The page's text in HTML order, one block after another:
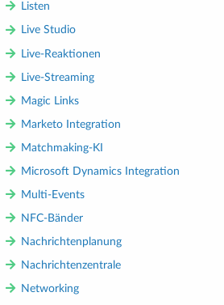
Listen
Live Studio
Live-Reaktionen
Live-Streaming
Magic Links
Marketo Integration
Matchmaking-KI
Microsoft Dynamics Integration
Multi-Events
NFC-Bänder
Nachrichtenplanung
Nachrichtenzentrale
Networking